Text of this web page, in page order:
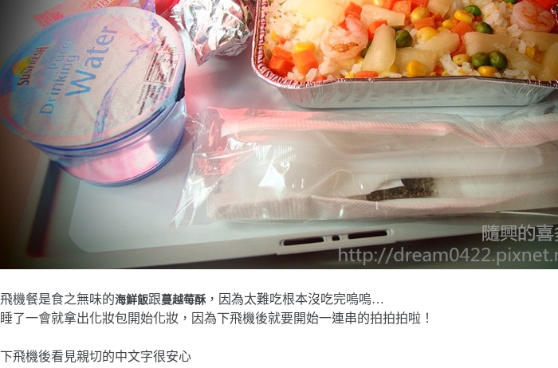
飛機餐是食之無味的海鮮飯跟蔓越莓酥 ，因為太難吃根本沒吃完嗚嗚…
睡了一會就拿出化妝包開始化妝，因為下飛機後就要開始一連串的拍拍拍啦！
下飛機後看見親切的中文字很安心